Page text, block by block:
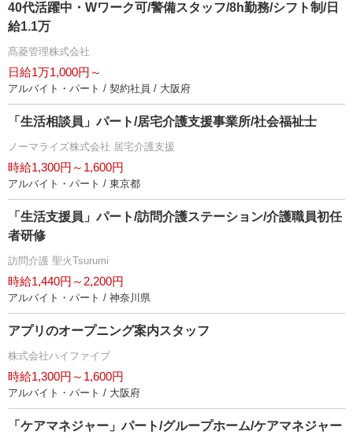
40代活躍中・Wワーク可/警備スタッフ/8h勤務/シフト制/日
給1.1万
髙菱管理株式会社
日給1万1,000円～
アルバイト・パート / 契約社員 / 大阪府
「生活相談員」パート/居宅介護支援事業所/社会福祉士
ノーマライズ株式会社 居宅介護支援
時給1,300円～1,600円
アルバイト・パート / 東京都
「生活支援員」パート/訪問介護ステーション/介護職員初任
者研修
訪問介護 聖火Tsurumi
時給1,440円～2,200円
アルバイト・パート / 神奈川県
アプリのオープニング案内スタッフ
株式会社ハイファイブ
時給1,300円～1,600円
アルバイト・パート / 大阪府
「ケアマネジャー」パート/グループホーム/ケアマネジャー